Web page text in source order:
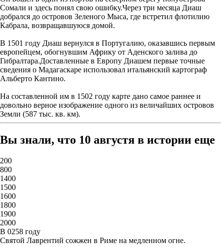
Сомали и здесь понял свою ошибку.Через три месяца Диаш
добрался до островов Зеленого Мыса, где встретил флотилию
Кабрала, возвращавшуюся домой.
В 1501 году Диаш вернулся в Португалию, оказавшись первым
европейцем, обогнувшим Африку от Аденского залива до
Гибралтара.Доставленные в Европу Диашем первые точные
сведения о Мадагаскаре использовал итальянский картограф
Альберто Кантино.
На составленной им в 1502 году карте дано самое раннее и
довольно верное изображение одного из величайших островов
Земли (587 тыс. кв. км).
Вы знали, что 10 августя в истории еще
200
800
1400
1500
1600
1800
1900
2000
В 0258 году
Святой Лаврентий сожжен в Риме на медленном огне.